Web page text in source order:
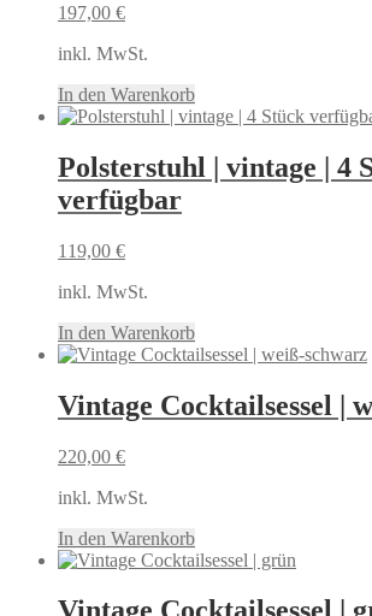
197,00 €
inkl. MwSt.
In den Warenkorb
Polsterstuhl | vintage | 4
verfügbar
119,00 €
inkl. MwSt.
In den Warenkorb
Vintage Cocktailsessel |
220,00 €
inkl. MwSt.
In den Warenkorb